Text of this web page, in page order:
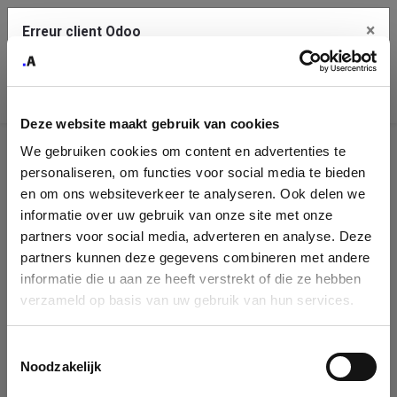
Deze website maakt gebruik van cookies
We gebruiken cookies om content en advertenties te
personaliseren, om functies voor social media te bieden
en om ons websiteverkeer te analyseren. Ook delen we
informatie over uw gebruik van onze site met onze
partners voor social media, adverteren en analyse. Deze
partners kunnen deze gegevens combineren met andere
informatie die u aan ze heeft verstrekt of die ze hebben
verzameld op basis van uw gebruik van hun services.
Noodzakelijk
Identification
de
l'entreprise
Please fill in your company details
form. If you don't find your company in our database, you can create
a new company record with the button below.
Erreur client Odoo ×
Une erreur s'est produite
Utilisez le bouton Copier pour reporter cette erreur à votre
service de support.
Voir les détails
Ok